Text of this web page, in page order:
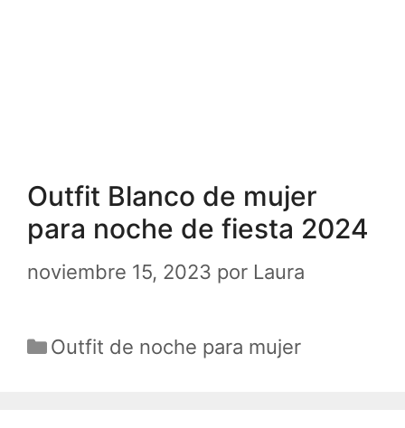
Outfit Blanco de mujer
para noche de fiesta 2024
noviembre 15, 2023 por Laura
Categorías
Outfit de noche para mujer